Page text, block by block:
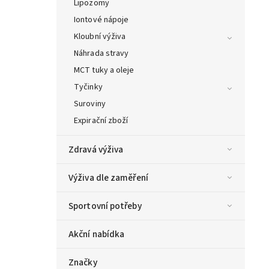
Lipozomy
Iontové nápoje
Kloubní výživa
Náhrada stravy
MCT tuky a oleje
Tyčinky
Suroviny
Expirační zboží
Zdravá výživa
Výživa dle zaměření
Sportovní potřeby
Akční nabídka
Značky